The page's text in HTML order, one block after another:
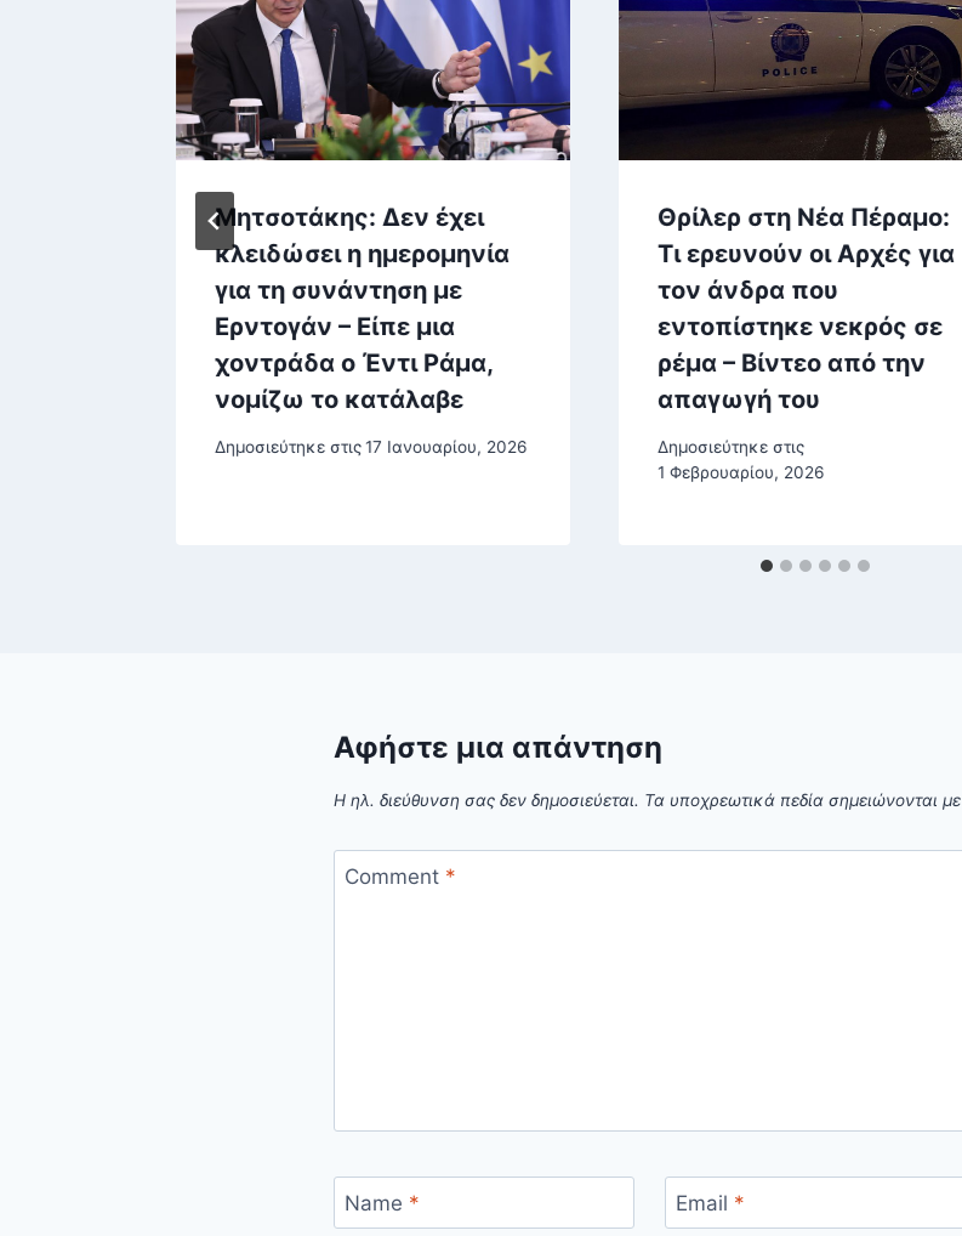
Μητσοτάκης: Δεν έχει
κλειδώσει η ημερομηνία
για τη συνάντηση με
Ερντογάν – Είπε μια
χοντράδα ο Έντι Ράμα,
νομίζω το κατάλαβε
Δημοσιεύτηκε στις17 Ιανουαρίου, 2026
Θρίλερ στη Νέα Πέραμο:
Τι ερευνούν οι Αρχές για
τον άνδρα που
εντοπίστηκε νεκρός σε
ρέμα – Βίντεο από την
απαγωγή του
Δημοσιεύτηκε στις
1 Φεβρουαρίου, 2026
Αφήστε μια απάντηση
Η ηλ. διεύθυνση σας δεν δημοσιεύεται. Τα υποχρεωτικά πεδία σημειώνονται με
Comment *
Name * Email *